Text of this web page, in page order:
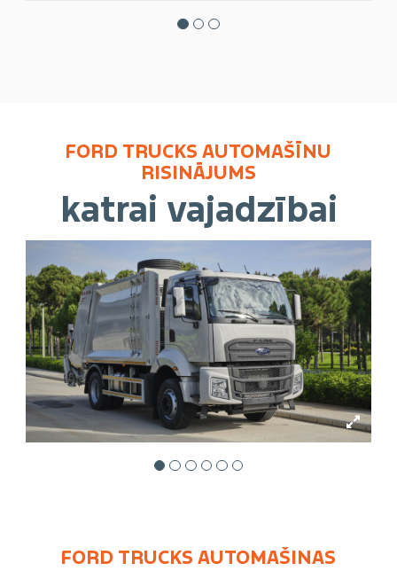
FORD TRUCKS AUTOMAŠĪNU
RISINĀJUMS
katrai vajadzībai
FORD TRUCKS AUTOMAŠINAS